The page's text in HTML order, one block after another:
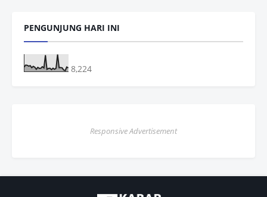
PENGUNJUNG HARI INI
8,224
Responsive Advertisement